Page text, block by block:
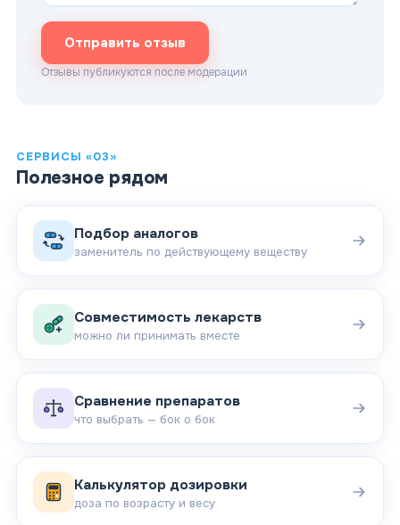
Отправить отзыв
Отзывы публикуются после модерации
СЕРВИСЫ «03»
Полезное рядом
Подбор аналогов
заменитель по действующему веществу
Совместимость лекарств
можно ли принимать вместе
Сравнение препаратов
что выбрать — бок о бок
Калькулятор дозировки
доза по возрасту и весу